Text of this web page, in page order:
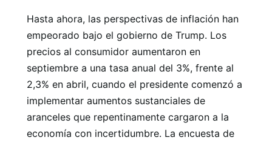
Hasta ahora, las perspectivas de inflación han
empeorado bajo el gobierno de Trump. Los
precios al consumidor aumentaron en
septiembre a una tasa anual del 3%, frente al
2,3% en abril, cuando el presidente comenzó a
implementar aumentos sustanciales de
aranceles que repentinamente cargaron a la
economía con incertidumbre. La encuesta de